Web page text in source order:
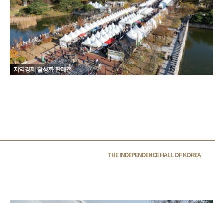
THE INDEPENDENCE HALL OF KOREA